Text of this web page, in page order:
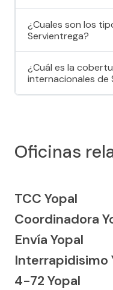
¿Cuales son los
Servientrega?
¿Cuál es la
internacionales de
Oficinas
TCC Yopal
Coordinadora
Envía Yopal
Interrapidisimo
4-72 Yopal